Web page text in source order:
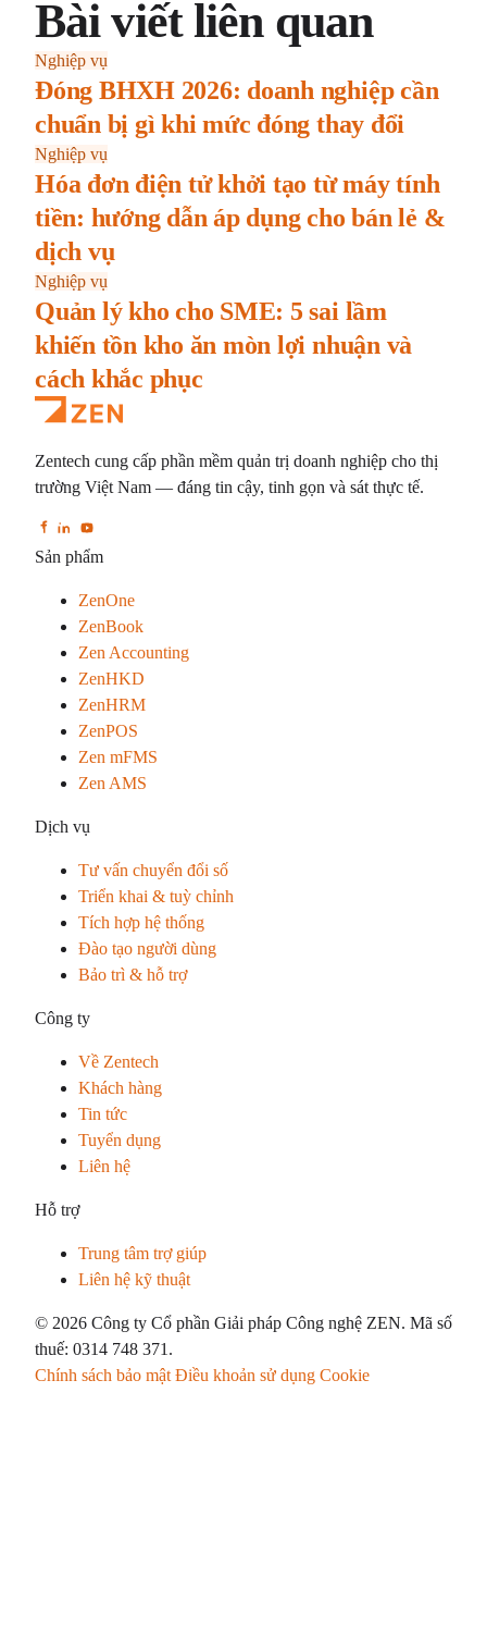
Bài viết liên quan
Nghiệp vụ
Đóng BHXH 2026: doanh nghiệp cần
chuẩn bị gì khi mức đóng thay đổi
Nghiệp vụ
Hóa đơn điện tử khởi tạo từ máy tính
tiền: hướng dẫn áp dụng cho bán lẻ &
dịch vụ
Nghiệp vụ
Quản lý kho cho SME: 5 sai lầm
khiến tồn kho ăn mòn lợi nhuận và
cách khắc phục
Zentech cung cấp phần mềm quản trị doanh nghiệp cho thị
trường Việt Nam — đáng tin cậy, tinh gọn và sát thực tế.
Sản phẩm
ZenOne
ZenBook
Zen Accounting
ZenHKD
ZenHRM
ZenPOS
Zen mFMS
Zen AMS
Dịch vụ
Tư vấn chuyển đổi số
Triển khai & tuỳ chỉnh
Tích hợp hệ thống
Đào tạo người dùng
Bảo trì & hỗ trợ
Công ty
Về Zentech
Khách hàng
Tin tức
Tuyển dụng
Liên hệ
Hỗ trợ
Trung tâm trợ giúp
Liên hệ kỹ thuật
© 2026 Công ty Cổ phần Giải pháp Công nghệ ZEN. Mã số
thuế: 0314 748 371.
Chính sách bảo mật Điều khoản sử dụng Cookie